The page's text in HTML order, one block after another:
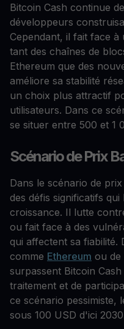
Bitcoin Cash continue
développeurs
Cependant, il fait face
tant des chaînes de
Ethereum que des
améliore sa stabilité
un choix plus attractif
utilisateurs. Dans ce
se situer entre 500 et 1
Scénario de Prix
Dans le scénario de
des défis significatifs
croissance. Il lutte
ou fait face à des
qui affectent sa fiabilité.
comme Ethereum ou de
surpassent Bitcoin
traitement et de
ce scénario pessimiste,
sous 100 USD d'ici